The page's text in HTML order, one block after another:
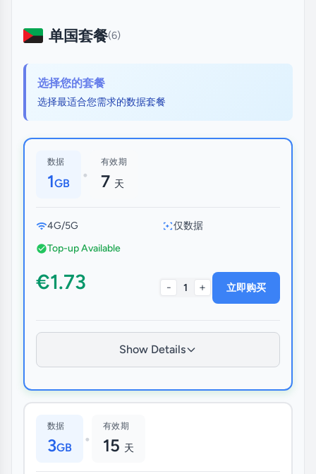
单国套餐(6)
选择您的套餐
选择最适合您需求的数据套餐
数据
1GB •
有效期
7 天
4G/5G
仅数据
Top-up Available
€1.73 - 1 + 立即购买
Show Details
数据
3GB •
有效期
15 天